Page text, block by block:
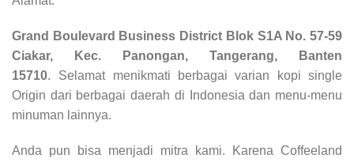
Grand Boulevard Business District Blok S1A No. 57-59
Ciakar, Kec. Panongan, Tangerang, Banten
15710.
Selamat menikmati berbagai varian kopi single
Origin dari berbagai daerah di Indonesia dan menu-menu
minuman lainnya.
Anda pun bisa menjadi mitra kami. Karena Coffeeland